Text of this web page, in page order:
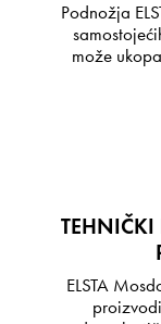
Podnožja
može
ELSTA